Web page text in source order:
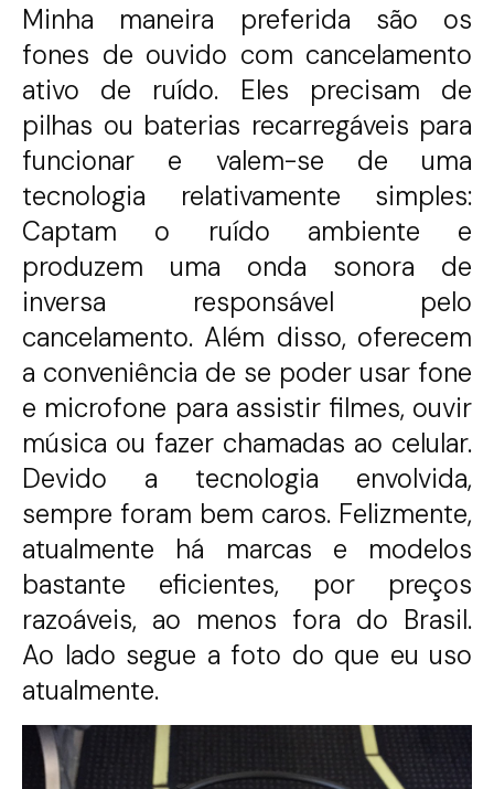
Minha maneira preferida são os
fones de ouvido com cancelamento
ativo de ruído. Eles precisam de
pilhas ou baterias recarregáveis para
funcionar e valem-se de uma
tecnologia relativamente simples:
Captam o ruído ambiente e
produzem uma onda sonora de
inversa responsável pelo
cancelamento. Além disso, oferecem
a conveniência de se poder usar fone
e microfone para assistir filmes, ouvir
música ou fazer chamadas ao celular.
Devido a tecnologia envolvida,
sempre foram bem caros. Felizmente,
atualmente há marcas e modelos
bastante eficientes, por preços
razoáveis, ao menos fora do Brasil.
Ao lado segue a foto do que eu uso
atualmente.